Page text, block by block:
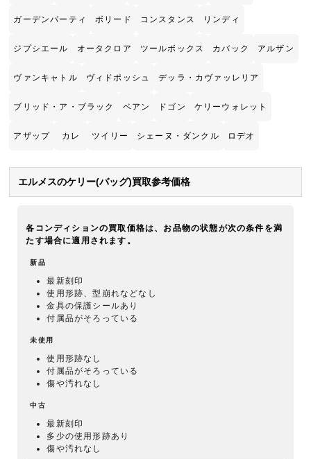
ガーデンパーティ ボリード コンスタンス リンディ
ジプシエール オータクロア ツールボックス カバック アルザン
ヴァンキャトル ヴィドポッシュ デッラ・カヴァッレリア
ブリッド・ア・ブラック ベアン ドゴン ケリーウォレット
アザップ カレ ツイリー シェーヌ・ダンクル ロデオ
エルメスのケリー(バッグ)買取参考価格
各コンディションの買取価格は、お品物の状態が次の条件を満
たす場合に適用されます。
新品
最新刻印
使用形跡、型崩れなどなし
金具の保護シールあり
付属品がそろっている
未使用
使用形跡なし
付属品がそろっている
傷や汚れなし
中古
最新刻印
多少の使用形跡あり
傷や汚れなし